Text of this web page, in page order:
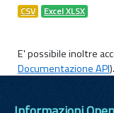
CSV Excel XLSX
E' possibile inoltre
Documentazione API).